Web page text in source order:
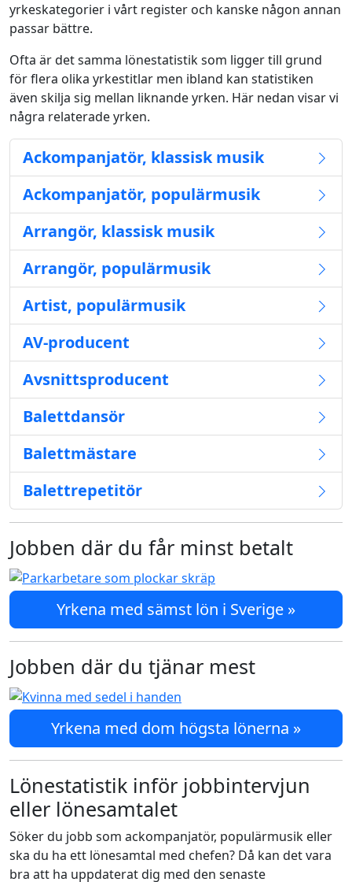
yrkeskategorier i vårt register och kanske någon annan
passar bättre.
Ofta är det samma lönestatistik som ligger till grund
för flera olika yrkestitlar men ibland kan statistiken
även skilja sig mellan liknande yrken. Här nedan visar vi
några relaterade yrken.
Ackompanjatör, klassisk musik
Ackompanjatör, populärmusik
Arrangör, klassisk musik
Arrangör, populärmusik
Artist, populärmusik
AV-producent
Avsnittsproducent
Balettdansör
Balettmästare
Balettrepetitör
Jobben där du får minst betalt
Yrkena med sämst lön i Sverige »
Jobben där du tjänar mest
Yrkena med dom högsta lönerna »
Lönestatistik inför jobbintervjun
eller lönesamtalet
Söker du jobb som ackompanjatör, populärmusik eller
ska du ha ett lönesamtal med chefen? Då kan det vara
bra att ha uppdaterat dig med den senaste